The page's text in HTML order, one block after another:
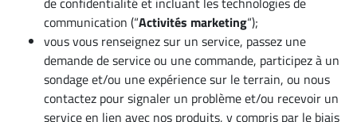
communication (“Activités marketing“);
vous vous renseignez sur un service, passez une
demande de service ou une commande, participez à un
sondage et/ou une expérience sur le terrain, ou nous
contactez pour signaler un problème et/ou recevoir un
service en lien avec nos produits, y compris par le biais